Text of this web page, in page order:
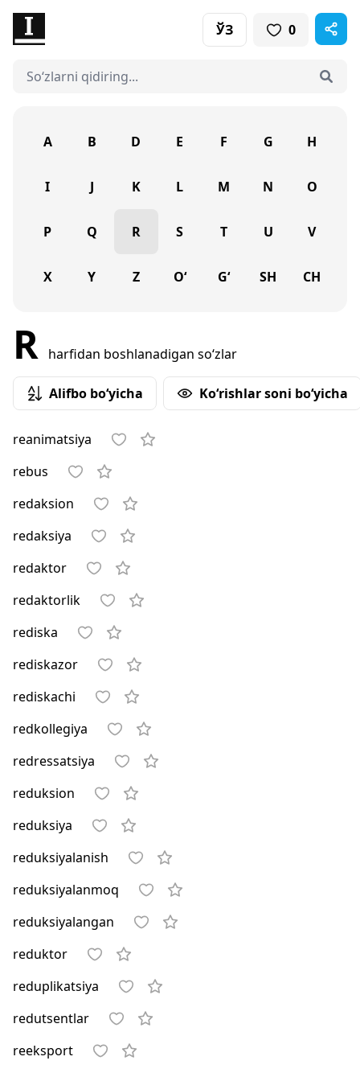
ЎЗ 0
A B D E F G H
I J K L M N O
P Q R S T U V
X Y Z O‘ G‘ SH CH
R harfidan boshlanadigan so‘zlar
Alifbo bo‘yicha Ko‘rishlar soni bo‘yicha
reanimatsiya
rebus
redaksion
redaksiya
redaktor
redaktorlik
rediska
rediskazor
rediskachi
redkollegiya
redressatsiya
reduksion
reduksiya
reduksiyalanish
reduksiyalanmoq
reduksiyalangan
reduktor
reduplikatsiya
redutsentlar
reeksport